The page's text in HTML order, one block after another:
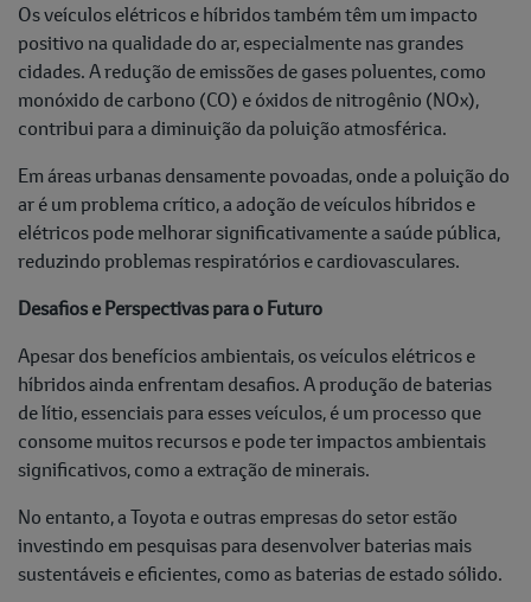
Os veículos elétricos e híbridos também têm um impacto
positivo na qualidade do ar, especialmente nas grandes
cidades. A redução de emissões de gases poluentes, como
monóxido de carbono (CO) e óxidos de nitrogênio (NOx),
contribui para a diminuição da poluição atmosférica.
Em áreas urbanas densamente povoadas, onde a poluição do
ar é um problema crítico, a adoção de veículos híbridos e
elétricos pode melhorar significativamente a saúde pública,
reduzindo problemas respiratórios e cardiovasculares.
Desafios e Perspectivas para o Futuro
Apesar dos benefícios ambientais, os veículos elétricos e
híbridos ainda enfrentam desafios. A produção de baterias
de lítio, essenciais para esses veículos, é um processo que
consome muitos recursos e pode ter impactos ambientais
significativos, como a extração de minerais.
No entanto, a Toyota e outras empresas do setor estão
investindo em pesquisas para desenvolver baterias mais
sustentáveis e eficientes, como as baterias de estado sólido.